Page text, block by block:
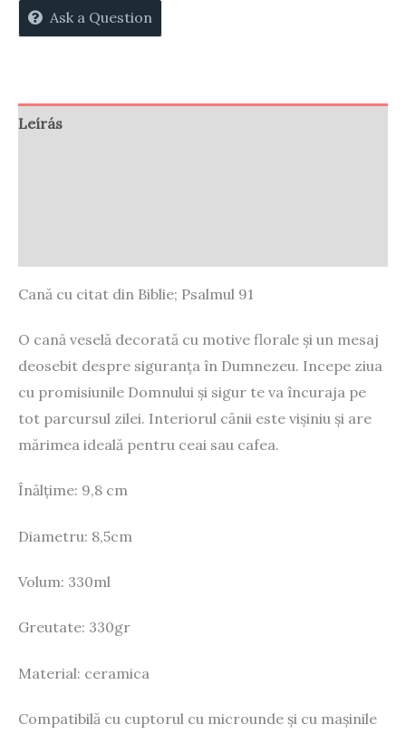
Ask a Question
Leírás
Cană cu citat din Biblie; Psalmul 91
O cană veselă decorată cu motive florale și un mesaj
deosebit despre siguranța în Dumnezeu. Incepe ziua
cu promisiunile Domnului și sigur te va încuraja pe
tot parcursul zilei. Interiorul cănii este vișiniu și are
mărimea ideală pentru ceai sau cafea.
Înălțime: 9,8 cm
Diametru: 8,5cm
Volum: 330ml
Greutate: 330gr
Material: ceramica
Compatibilă cu cuptorul cu microunde și cu mașinile